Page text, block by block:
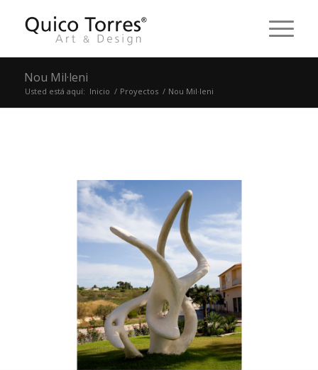
Nou Mil·leni
Usted está aquí: Inicio / Proyectos / Nou Mil·leni